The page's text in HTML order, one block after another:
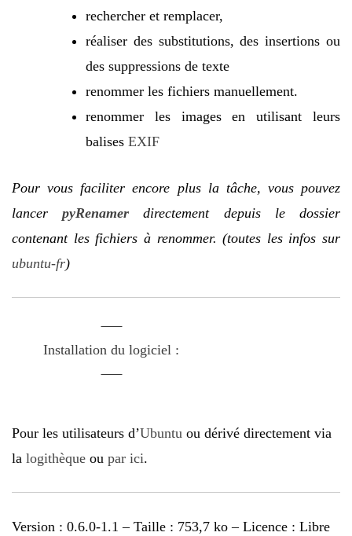
rechercher et remplacer,
réaliser des substitutions, des insertions ou
des suppressions de texte
renommer les fichiers manuellement.
renommer les images en utilisant leurs
balises EXIF
Pour vous faciliter encore plus la tâche, vous pouvez
lancerpyRenamer directement depuis le dossier
contenant les fichiers à renommer. (toutes les infos sur
ubuntu-fr)
Installation du logiciel :
Pour les utilisateurs d’Ubuntu ou dérivé directement via
la logithèque ou par ici.
Version : 0.6.0-1.1 – Taille : 753,7 ko – Licence : Libre